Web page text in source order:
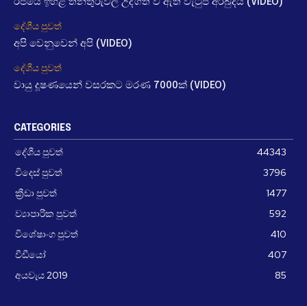
රජයේ ඉහළ තනතුරුවල උද්ගත වී ඇති වැටුප් අර්බුදය (VIDEO)
දේශීය පුවත්
අපි වෙනුවෙන් අපි (VIDEO)
දේශීය පුවත්
වායු දූෂණයෙන් වසරකට මරණ 7000ක් (VIDEO)
CATEGORIES
දේශීය පුවත්
44343
විදෙස් පුවත්
3796
ක්‍රීඩා පුවත්
1477
ව්‍යාපාරික පුවත්
592
විශේෂාංග පුවත්
410
වීඩීයෝ
407
අයවැය 2019
85